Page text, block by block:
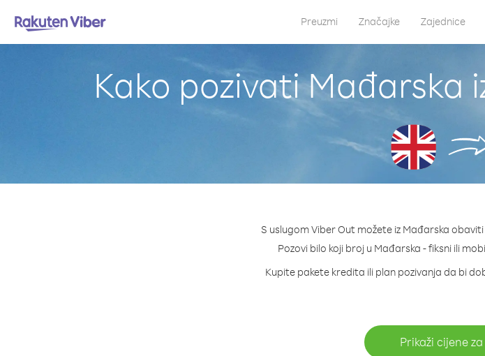
Preuzmi Značajke Zajednice
Kako pozivati Mađarska
S uslugom Viber Out možete iz Mađarska
Pozovi bilo koji broj u Mađarska - fiksni ili
Kupite pakete kredita ili plan pozivanja da bi
Prikaži cijene